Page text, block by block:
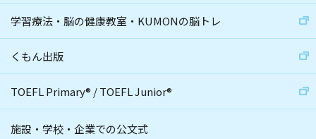
学習療法・脳の健康教室・KUMONの脳トレ
くもん出版
TOEFL Primary® /TOEFL Junior®
施設・学校・企業での公文式